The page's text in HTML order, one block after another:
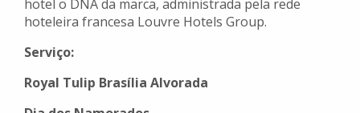
hotel o DNA da marca, administrada pela rede
hoteleira francesa Louvre Hotels Group.
Serviço:
Royal Tulip Brasília Alvorada